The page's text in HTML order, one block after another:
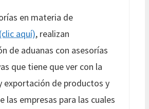
en materia de
(clic aquí), realizan
de aduanas con asesorías
que tiene que ver con la
exportación de productos y
las empresas para las cuales